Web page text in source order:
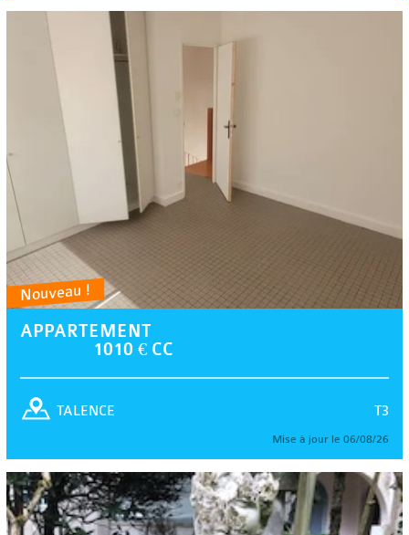
Nouveau !
APPARTEMENT
1010 € CC
T3
TALENCE
Mise à jour le 06/08/26